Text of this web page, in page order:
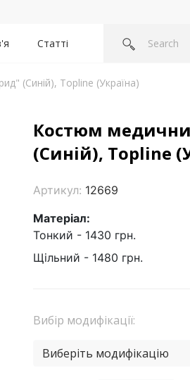
Статті
(Синій), Topline (Україна)
Костюм
(Синій), Topline
Артикул: 12669
Матеріал:
Тонкий - 1430 грн.
Щільний - 1480 грн.
Вибір модифікації:
Виберіть модифікацію